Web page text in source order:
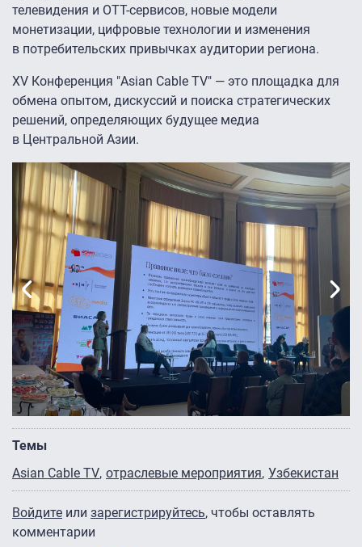
телевидения и OTT-сервисов, новые модели
монетизации, цифровые технологии и изменения
в потребительских привычках аудитории региона.
XV Конференция "Asian Cable TV" — это площадка для
обмена опытом, дискуссий и поиска стратегических
решений, определяющих будущее медиа
в Центральной Азии.
Previous Next
Темы
Asian Cable TV отраслевые мероприятия Узбекистан
Войдите или зарегистрируйтесь, чтобы оставлять
комментарии